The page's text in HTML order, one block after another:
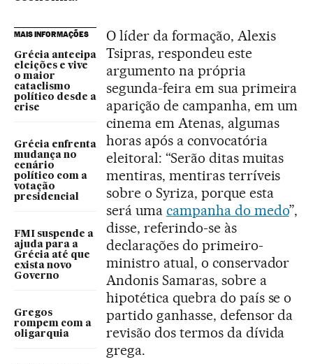
MAIS INFORMAÇÕES
Grécia antecipa
eleições e vive
o maior
cataclismo
político desde a
crise
Grécia enfrenta
mudança no
cenário
político com a
votação
presidencial
FMI suspende a
ajuda para a
Grécia até que
exista novo
Governo
Gregos
rompem com a
oligarquia
O líder da formação, Alexis
Tsipras, respondeu este
argumento na própria
segunda-feira em sua primeira
aparição de campanha, em um
cinema em Atenas, algumas
horas após a convocatória
eleitoral: “Serão ditas muitas
mentiras, mentiras terríveis
sobre o Syriza, porque esta
será uma campanha do medo”,
disse, referindo-se às
declarações do primeiro-
ministro atual, o conservador
Andonis Samaras, sobre a
hipotética quebra do país se o
partido ganhasse, defensor da
revisão dos termos da dívida
grega.